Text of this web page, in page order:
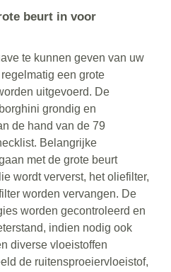
beurt in voor
te kunnen geven van uw
een grote
uitgevoerd. De
grondig en
de hand van de 79
Belangrijke
met de grote beurt
wordt ververst, het oliefilter,
worden vervangen. De
worden gecontroleerd en
indien nodig ook
diverse vloeistoffen
de ruitensproeiervloeistof,